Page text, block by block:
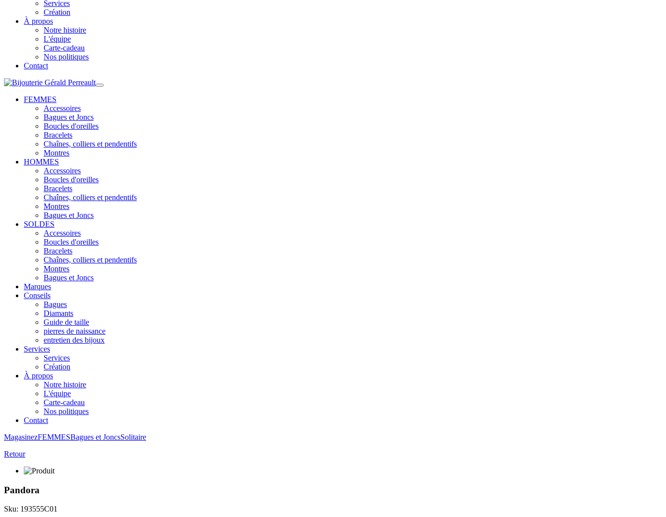
Services
Création
À propos
Notre histoire
L'équipe
Carte-cadeau
Nos politiques
Contact
FEMMES
Accessoires
Bagues et Joncs
Boucles d'oreilles
Bracelets
Chaînes, colliers et pendentifs
Montres
HOMMES
Accessoires
Boucles d'oreilles
Bracelets
Chaînes, colliers et pendentifs
Montres
Bagues et Joncs
SOLDES
Accessoires
Boucles d'oreilles
Bracelets
Chaînes, colliers et pendentifs
Montres
Bagues et Joncs
Marques
Conseils
Bagues
Diamants
Guide de taille
pierres de naissance
entretien des bijoux
Services
Services
Création
À propos
Notre histoire
L'équipe
Carte-cadeau
Nos politiques
Contact
MagasinezFEMMESBagues et JoncsSolitaire
Retour
Pandora
Sku: 193555C01